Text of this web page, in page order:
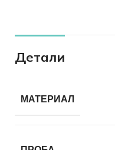
Детали
МАТЕРИАЛ